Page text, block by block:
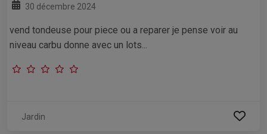
30 décembre 2024
vend tondeuse pour piece ou a reparer je pense voir au
niveau carbu donne avec un lots...
Jardin